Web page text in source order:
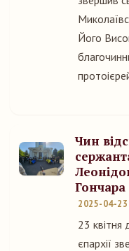
Його
Чин
Гончара
2025-04-23
23 квітня
єпархії